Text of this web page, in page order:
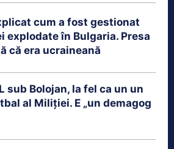
cum a fost gestionat
explodate în Bulgaria. Presa
că era ucraineană
sub Bolojan, la fel ca un un
al Miliției. E „un demagog